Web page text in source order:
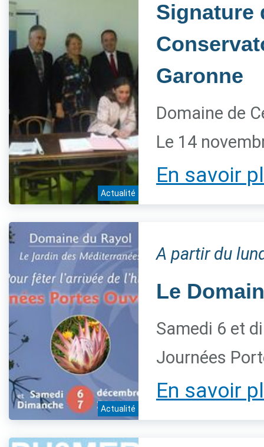
Actualité
Signature
Garonne
Domaine de
Le 14
En savoir
Actualité
A partir du
Le
Samedi 6 et
Journées
En savoir